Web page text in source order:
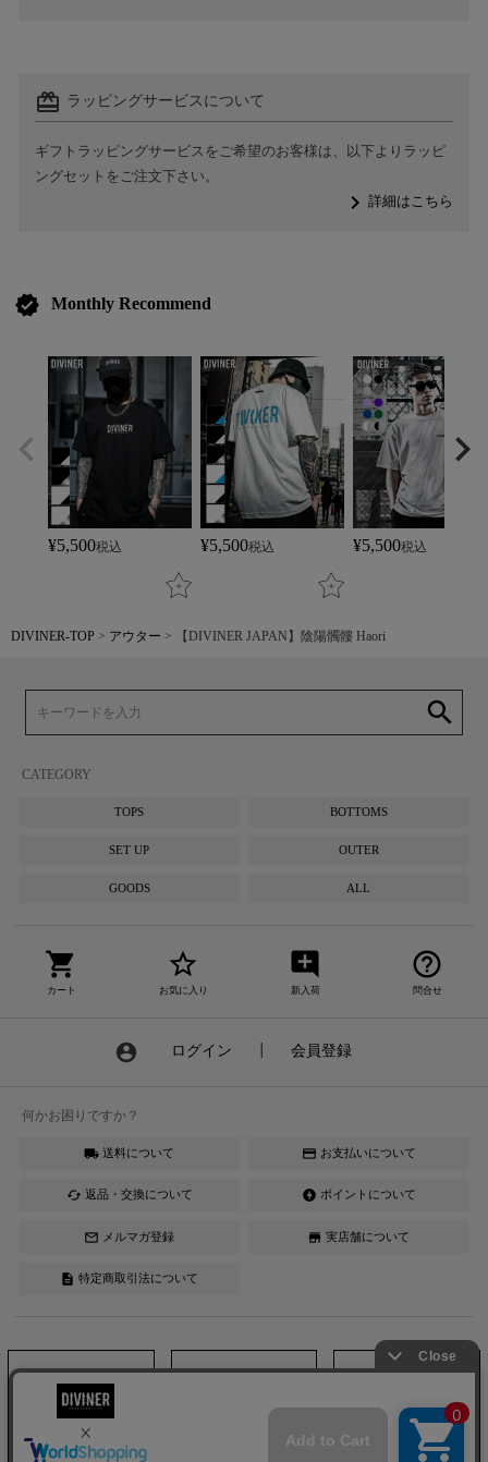
card_giftcard ラッピングサービスについて
ギフトラッピングサービスをご希望のお客様は、以下よりラッピ
ングセットをご注文下さい。
navigate_next詳細はこちら
verified Monthly Recommend
¥5,500税込 ¥5,500税込 ¥5,500税込
DIVINER-TOP アウター 【DIVINER JAPAN】陰陽髑髏 Haori
search
CATEGORY
TOPS BOTTOMS
SET UP OUTER
GOODS ALL
shopping_cart
カート
star_border
お気に入り
add_comment
新入荷
help_outline
問合せ
account_circle ログイン 会員登録
何かお困りですか？
local_shipping 送料について credit_card お支払いについて
cached 返品・交換について offline_bolt ポイントについて
mail_outline メルマガ登録 store 実店舗について
description 特定商取引法について
Instagram YouTube